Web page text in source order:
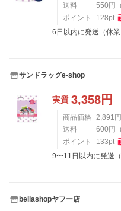
送料
550 円 （
ポイント
128pt
6日以内に発送（休業
サンドラッグe-shop
実質 3,358円
商品価格 2,891 円
送料
600 円 （
ポイント
133pt
9〜11日以内に発送
bellashopヤフー店